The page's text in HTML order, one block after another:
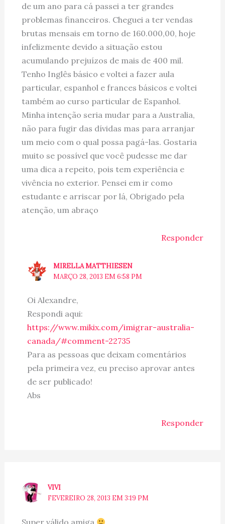
de um ano para cá passei a ter grandes
problemas financeiros. Cheguei a ter vendas
brutas mensais em torno de 160.000,00, hoje
infelizmente devido a situação estou
acumulando prejuízos de mais de 400 mil.
Tenho Inglês básico e voltei a fazer aula
particular, espanhol e frances básicos e voltei
também ao curso particular de Espanhol.
Minha intenção seria mudar para a Australia,
não para fugir das dívidas mas para arranjar
um meio com o qual possa pagá-las. Gostaria
muito se possível que você pudesse me dar
uma dica a repeito, pois tem experiência e
vivência no exterior. Pensei em ir como
estudante e arriscar por lá, Obrigado pela
atenção, um abraço
Responder
MIRELLA MATTHIESEN
MARÇO 28, 2013 EM 6:58 PM
Oi Alexandre,
Respondi aqui:
https://www.mikix.com/imigrar-australia-
canada/#comment-22735
Para as pessoas que deixam comentários
pela primeira vez, eu preciso aprovar antes
de ser publicado!
Abs
Responder
VIVI
FEVEREIRO 28, 2013 EM 3:19 PM